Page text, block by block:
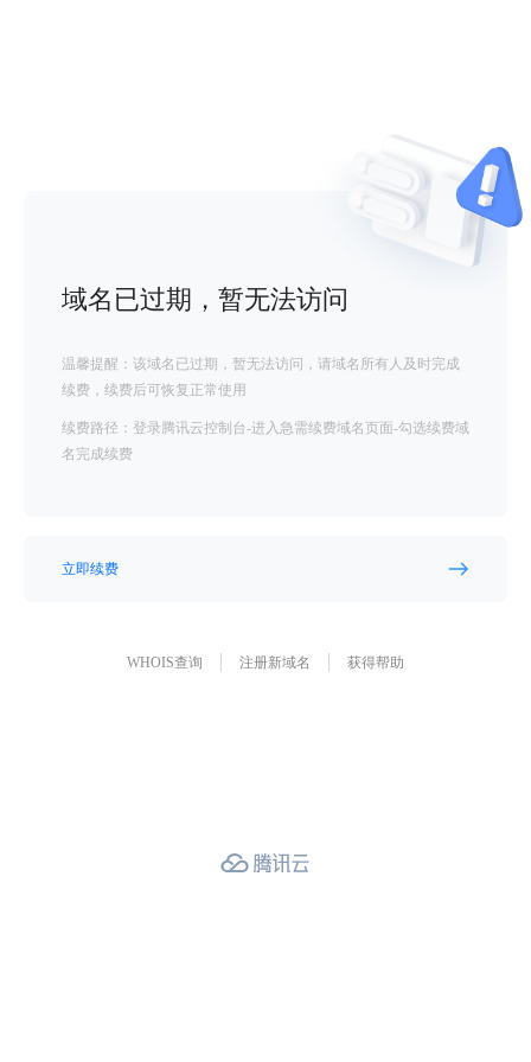
域名已过期，暂无法访问
温馨提醒：该域名已过期，暂无法访问，请域名所有人及时完成
续费，续费后可恢复正常使用
续费路径：登录腾讯云控制台-进入急需续费域名页面-勾选续费域
名完成续费
立即续费
WHOIS查询 注册新域名 获得帮助